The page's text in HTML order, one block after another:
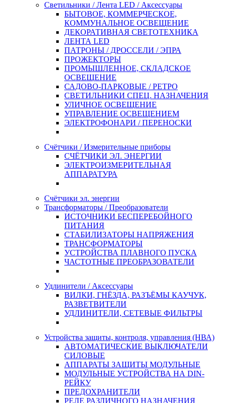
Светильники / Лента LED / Аксессуары
БЫТОВОЕ, КОММЕРЧЕСКОЕ,
КОММУНАЛЬНОЕ ОСВЕЩЕНИЕ
ДЕКОРАТИВНАЯ СВЕТОТЕХНИКА
ЛЕНТА LED
ПАТРОНЫ / ДРОССЕЛИ / ЭПРА
ПРОЖЕКТОРЫ
ПРОМЫШЛЕННОЕ, СКЛАДСКОЕ
ОСВЕЩЕНИЕ
САДОВО-ПАРКОВЫЕ / РЕТРО
СВЕТИЛЬНИКИ СПЕЦ. НАЗНАЧЕНИЯ
УЛИЧНОЕ ОСВЕЩЕНИЕ
УПРАВЛЕНИЕ ОСВЕЩЕНИЕМ
ЭЛЕКТРОФОНАРИ / ПЕРЕНОСКИ
Счётчики / Измерительные приборы
СЧЁТЧИКИ ЭЛ. ЭНЕРГИИ
ЭЛЕКТРОИЗМЕРИТЕЛЬНАЯ
АППАРАТУРА
Счётчики эл. энергии
Трансформаторы / Преобразователи
ИСТОЧНИКИ БЕСПЕРЕБОЙНОГО
ПИТАНИЯ
СТАБИЛИЗАТОРЫ НАПРЯЖЕНИЯ
ТРАНСФОРМАТОРЫ
УСТРОЙСТВА ПЛАВНОГО ПУСКА
ЧАСТОТНЫЕ ПРЕОБРАЗОВАТЕЛИ
Удлинители / Аксессуары
ВИЛКИ, ГНЁЗДА, РАЗЪЁМЫ КАУЧУК,
РАЗВЕТВИТЕЛИ
УДЛИНИТЕЛИ, СЕТЕВЫЕ ФИЛЬТРЫ
Устройства защиты, контроля, управления (НВА)
АВТОМАТИЧЕСКИЕ ВЫКЛЮЧАТЕЛИ
СИЛОВЫЕ
АППАРАТЫ ЗАЩИТЫ МОДУЛЬНЫЕ
МОДУЛЬНЫЕ УСТРОЙСТВА НА DIN-
РЕЙКУ
ПРЕДОХРАНИТЕЛИ
РЕЛЕ РАЗЛИЧНОГО НАЗНАЧЕНИЯ